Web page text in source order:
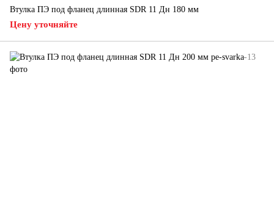
Втулка ПЭ под фланец длинная SDR 11 Дн 180 мм
Цену уточняйте